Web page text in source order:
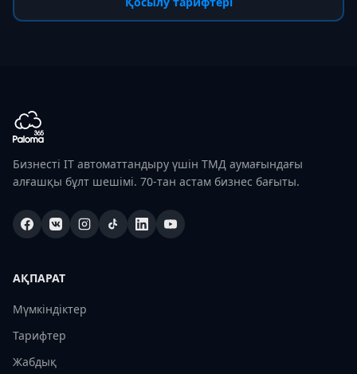
Бизнесті IT автоматтандыру үшін ТМД аумағындағы
алғашқы бұлт шешімі. 70-тан астам бизнес бағыты.
АҚПАРАТ
Мүмкіндіктер
Тарифтер
Жабдық